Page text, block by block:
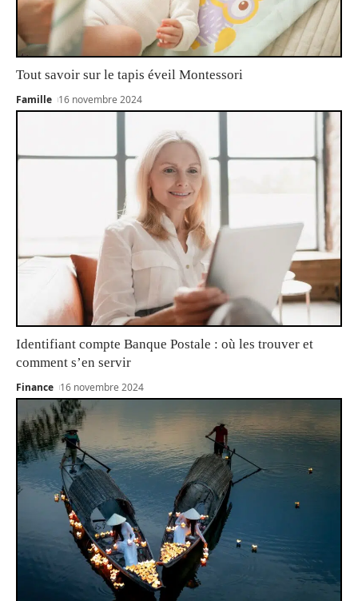
Tout savoir sur le tapis éveil Montessori
Famille 16 novembre 2024
Identifiant compte Banque Postale : où les trouver et
comment s’en servir
Finance 16 novembre 2024